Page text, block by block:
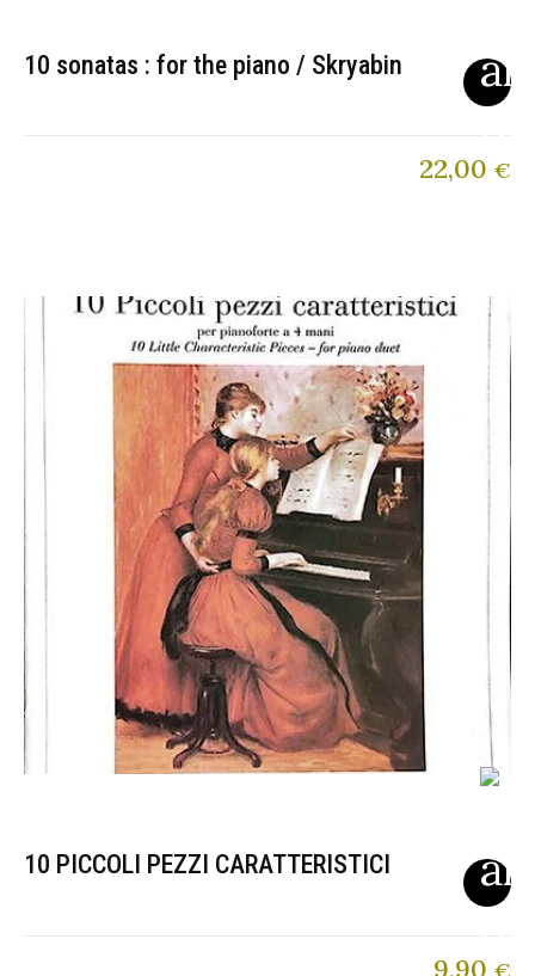
10 sonatas : for the piano / Skryabin
22,00 €
10 PICCOLI PEZZI CARATTERISTICI
9,90 €